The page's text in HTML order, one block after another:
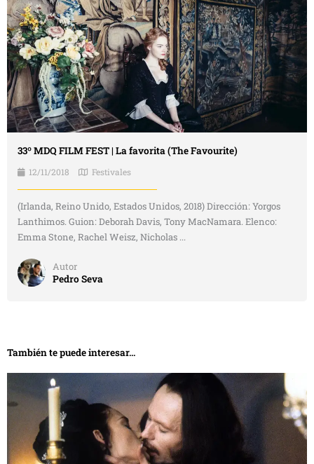
33º MDQ FILM FEST | La favorita (The Favourite)
12/11/2018 Festivales
(Irlanda, Reino Unido, Estados Unidos, 2018) Dirección: Yorgos
Lanthimos. Guion: Deborah Davis, Tony MacNamara. Elenco:
Emma Stone, Rachel Weisz, Nicholas ...
Autor
Pedro Seva
También te puede interesar...